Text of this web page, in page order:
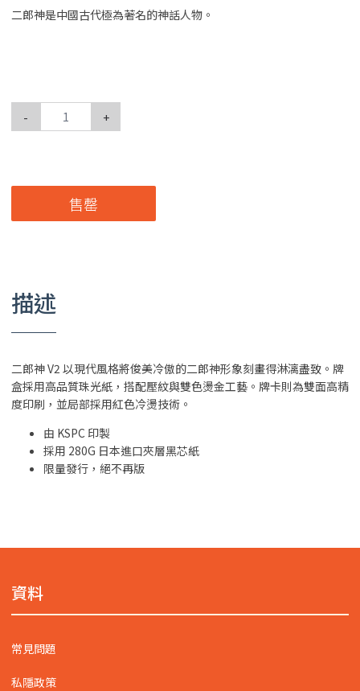
二郎神是中國古代極為著名的神話人物。
- +
售罄
描述
二郎神 V2 以現代風格將俊美冷傲的二郎神形象刻畫得淋漓盡致。牌
盒採用高品質珠光紙，搭配壓紋與雙色燙金工藝。牌卡則為雙面高精
度印刷，並局部採用紅色冷燙技術。
由 KSPC 印製
採用 280G 日本進口夾層黑芯紙
限量發行，絕不再版
資料
常見問題
私隱政策